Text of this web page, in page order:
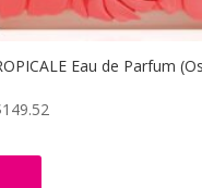
Eau de Parfum
149.52Rango